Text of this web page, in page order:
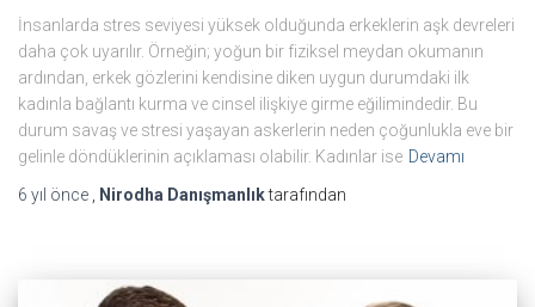
İnsanlarda stres seviyesi yüksek olduğunda erkeklerin aşk devreleri
daha çok uyarılır. Örneğin; yoğun bir fiziksel meydan okumanın
ardından, erkek gözlerini kendisine diken uygun durumdaki ilk
kadınla bağlantı kurma ve cinsel ilişkiye girme eğilimindedir. Bu
durum savaş ve stresi yaşayan askerlerin neden çoğunlukla eve bir
gelinle döndüklerinin açıklaması olabilir. Kadınlar ise Devamı
6 yıl önce Nirodha Danışmanlıktarafından